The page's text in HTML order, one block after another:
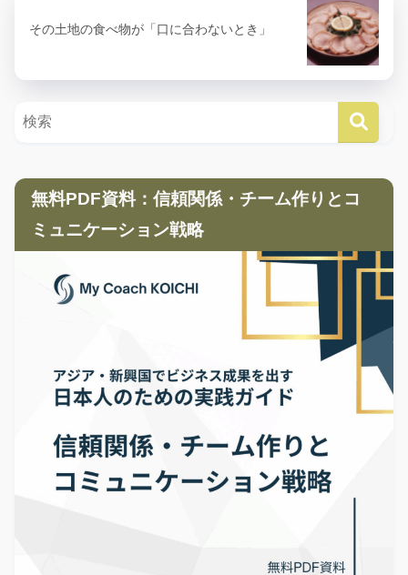
その土地の食べ物が「口に合わないとき」
無料PDF資料：信頼関係・チーム作りとコ
ミュニケーション戦略